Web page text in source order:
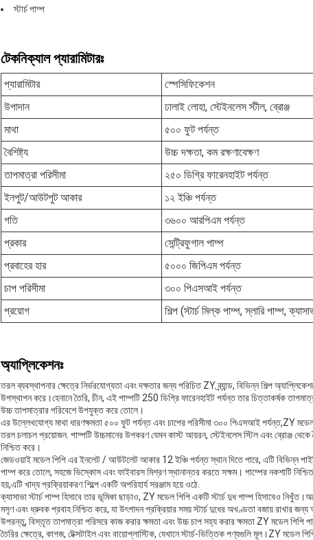
স্টার্চ পাম্প
টেকনিক্যাল প্যারামিটারঃ
প্যারামিটার
স্পেসিফিকেশন
উপাদান
ঢালাই লোহা, স্টেইনলেস স্টীল, ব্রোঞ্জ
মাথা
৫০০ ফুট পর্যন্ত
বৈশিষ্ট্য
উচ্চ দক্ষতা, কম রক্ষণাবেক্ষণ
তাপমাত্রা পরিসীমা
২৫০ ডিগ্রি ফারেনহাইট পর্যন্ত
ইনপুট/আউটপুট আকার
১২ ইঞ্চি পর্যন্ত
গতি
৩৬০০ আরপিএম পর্যন্ত
প্রকার
সেন্ট্রিফুগাল পাম্প
প্রবাহের হার
৫০০০ জিপিএম পর্যন্ত
চাপ পরিসীমা
৩০০ পিএসআই পর্যন্ত
প্রয়োগ
শিল্প (স্টার্চ মিল্ক পাম্প, স্লারি পাম্প,
অ্যাপ্লিকেশনঃ
তরল ব্যবস্থাপনার ক্ষেত্রে নির্ভরযোগ্যতা এবং দক্ষতার জন্য পরিচিত ZY ব্র্যান্ড, বিভিন্ন শিল্প
উপস্থাপন করে।হেনানে তৈরি, চীন, এই পাম্পটি 250 ডিগ্রি ফারেনহাইট পর্যন্ত তার চিত্তাকর্ষক
উচ্চ তাপমাত্রার পরিবেশে উপযুক্ত করে তোলে।
এর উল্লেখযোগ্য মাথা ধারণক্ষমতা ৫০০ ফুট পর্যন্ত এবং চাপের পরিসীমা ৩০০ পিএসআই পর্যন্ত,ZY
তরল চলাচল প্রয়োজন. পাম্পটি উচ্চমানের উপকরণ যেমন কাস্ট আয়রন, স্টেইনলেস স্টিল এবং ব্রোঞ্জ থেকে
নিশ্চিত করে।
জেডওয়াই মডেল পিপি এর ইনলেট / আউটলেট আকার 12 ইঞ্চি পর্যন্ত স্থান দিতে পারে, এটি বিভিন্ন
পাম্প করে তোলে, সহজে ভিস্কোস এবং ফাইবারস মিশ্রণ স্থানান্তর করতে সক্ষম। পাম্পের নকশাটি নিশ্চিত
হয়,এটি খাদ্য প্রক্রিয়াকরণ শিল্পে একটি অপরিহার্য সরঞ্জাম হয়ে ওঠে.
ক্যাসাভা স্টার্চ পাম্প হিসাবে তার ভূমিকা ছাড়াও, ZY মডেল পিপি একটি স্টার্চ দুধ পাম্প হিসাবেও
মসৃণ এবং ধ্রুবক প্রবাহ নিশ্চিত করে, যা উৎপাদন প্রক্রিয়ার সময় স্টার্চ দুধের অখণ্ডতা বজায় রাখার জন্য
উপরন্তু, বিস্তৃত তাপমাত্রা পরিসরে কাজ করার ক্ষমতা এবং উচ্চ চাপ সহ্য করার ক্ষমতা ZY মডেল পিপি
তৈরির ক্ষেত্রে, কাগজ, টেক্সটাইল এবং বায়োপ্লাস্টিক, যেখানে স্টার্চ-ভিত্তিক পণ্যগুলি মূল।ZY মডেল